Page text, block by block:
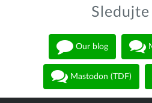
Sledujte
Our blog
Mastodon (TDF)